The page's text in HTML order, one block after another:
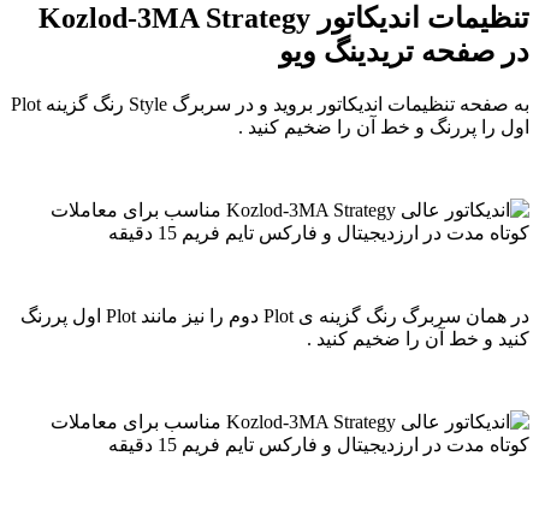
تنظیمات اندیکاتور Kozlod-3MA Strategy
در صفحه تریدینگ ویو
به صفحه تنظیمات اندیکاتور بروید و در سربرگ Style رنگ گزینه Plot
اول را پررنگ و خط آن را ضخیم کنید .
در همان سربرگ رنگ گزینه ی Plot دوم را نیز مانند Plot اول پررنگ
کنید و خط آن را ضخیم کنید .